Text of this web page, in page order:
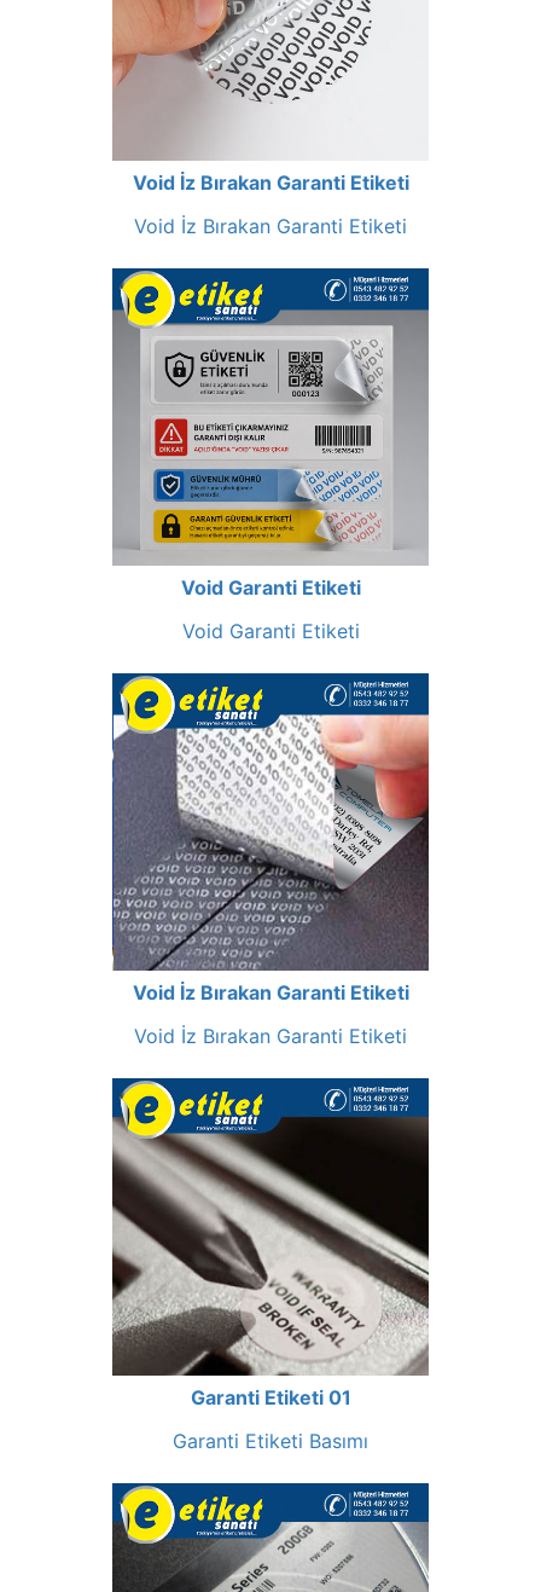
Void İz Bırakan Garanti Etiketi
Void İz Bırakan Garanti Etiketi
Void Garanti Etiketi
Void Garanti Etiketi
Void İz Bırakan Garanti Etiketi
Void İz Bırakan Garanti Etiketi
Garanti Etiketi 01
Garanti Etiketi Basımı